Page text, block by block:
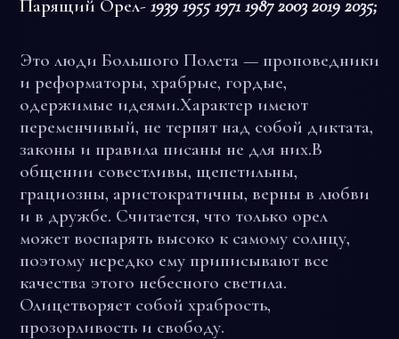
Парящий Орел- 1939 1955 1971 1987 2003 2019 2035;
Это люди Большого Полета — проповедники
и реформаторы, храбрые, гордые,
одержимые идеями.Характер имеют
переменчивый, не терпят над собой диктата,
законы и правила писаны не для них.В
общении совестливы, щепетильны,
грациозны, аристократичны, верны в любви
и в дружбе. Считается, что только орел
может воспарять высоко к самому солнцу,
поэтому нередко ему приписывают все
качества этого небесного светила.
Олицетворяет собой храбрость,
прозорливость и свободу.